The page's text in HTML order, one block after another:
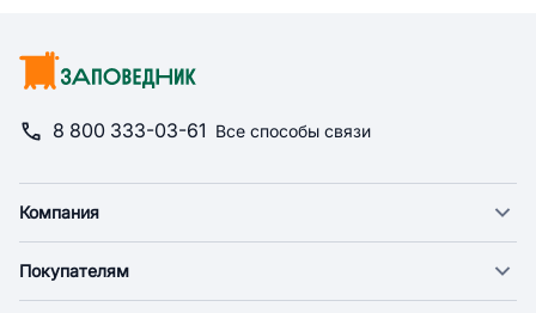
8 800 333-03-61 Все способы связи
Компания
Новости
Покупателям